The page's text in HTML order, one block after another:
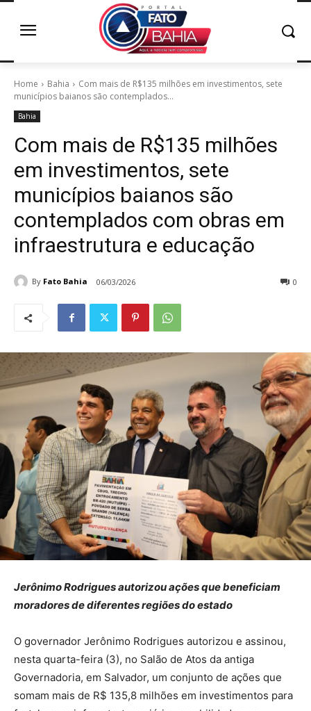
Home Bahia
Com mais de R$135 milhões em investimentos, sete
municípios baianos são contemplados...
Bahia
Com mais de R$135 milhões
em investimentos, sete
municípios baianos são
contemplados com obras em
infraestrutura e educação
By Fato Bahia 06/03/2026 0
Jerônimo Rodrigues autorizou ações que beneficiam
moradores de diferentes regiões do estado
O governador Jerônimo Rodrigues autorizou e assinou,
nesta quarta-feira (3), no Salão de Atos da antiga
Governadoria, em Salvador, um conjunto de ações que
somam mais de R$ 135,8 milhões em investimentos para